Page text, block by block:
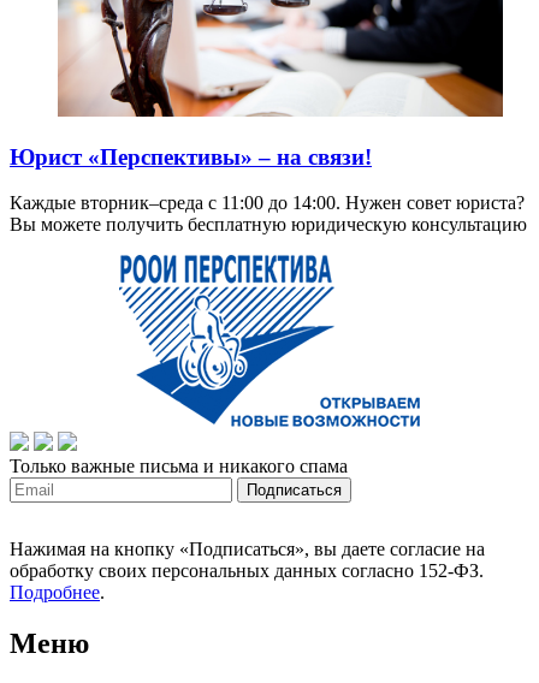
Юрист «Перспективы» – на связи!
Каждые вторник–среда с 11:00 до 14:00. Нужен совет юриста?
Вы можете получить бесплатную юридическую консультацию
Только важные письма и никакого спама
Нажимая на кнопку «Подписаться», вы даете согласие на
обработку своих персональных данных согласно 152-ФЗ.
Подробнее.
Меню